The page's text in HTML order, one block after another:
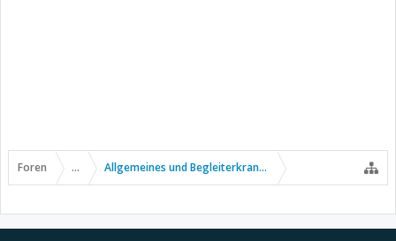
Foren ... Allgemeines und Begleiterkrankungen